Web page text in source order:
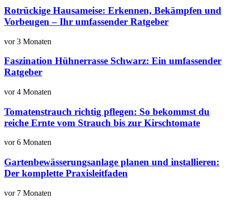
Rotrückige Hausameise: Erkennen, Bekämpfen und
Vorbeugen – Ihr umfassender Ratgeber
vor 3 Monaten
Faszination Hühnerrasse Schwarz: Ein umfassender
Ratgeber
vor 4 Monaten
Tomatenstrauch richtig pflegen: So bekommst du
reiche Ernte vom Strauch bis zur Kirschtomate
vor 6 Monaten
Gartenbewässerungsanlage planen und installieren:
Der komplette Praxisleitfaden
vor 7 Monaten